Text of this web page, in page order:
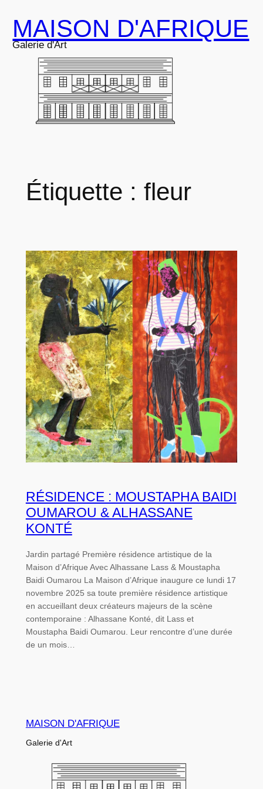
contenu
MAISON D'AFRIQUE
Galerie d'Art
Étiquette : fleur
RÉSIDENCE : MOUSTAPHA BAIDI
OUMAROU & ALHASSANE
KONTÉ
Jardin partagé Première résidence artistique de la
Maison d’Afrique Avec Alhassane Lass & Moustapha
Baidi Oumarou La Maison d’Afrique inaugure ce lundi 17
novembre 2025 sa toute première résidence artistique
en accueillant deux créateurs majeurs de la scène
contemporaine : Alhassane Konté, dit Lass et
Moustapha Baidi Oumarou. Leur rencontre d’une durée
de un mois…
MAISON D'AFRIQUE
Galerie d'Art